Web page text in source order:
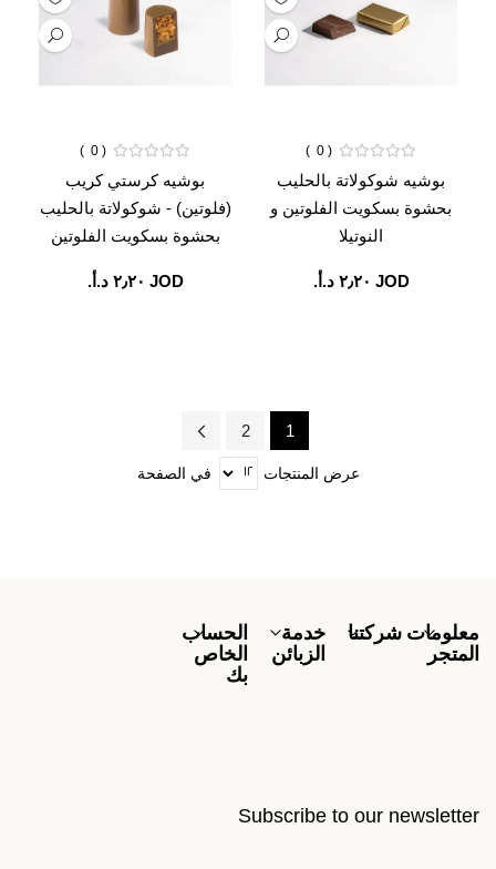
بوشيه شوكولاتة بالحليب
بحشوة بسكويت الفلوتين و
النوتيلا
0
JOD ‏٢٫٢٠ د.أ.‏
بوشيه كرستي كريب
(فلوتين) - شوكولاتة بالحليب
بحشوة بسكويت الفلوتين
0
JOD ‏٢٫٢٠ د.أ.‏
You're
currently
1
Page2
Page
Next
عرض المنتجات في الصفحة
معلومات
المتجر
شركتنا
خدمة
الزبائن
الحساب
الخاص
بك
Subscribe to our newsletter